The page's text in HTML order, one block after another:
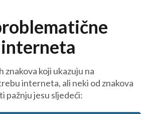
znakova koji ukazuju na
interneta, ali neki od znakova
pažnju jesu sljedeći: